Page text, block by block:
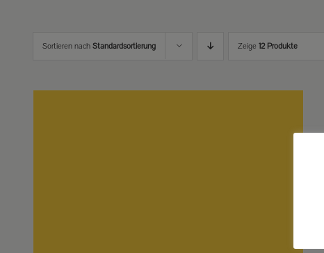
Sortieren nach Standardsortierung Zeige 12 Produkte